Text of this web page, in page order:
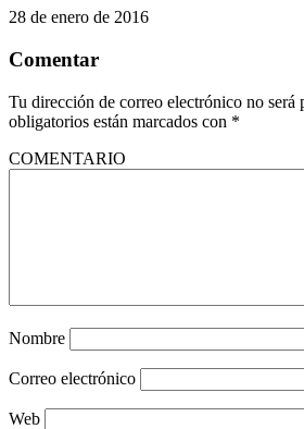
28 de enero de 2016
Comentar
Tu dirección de correo electrónico no será
obligatorios están marcados con *
COMENTARIO
Nombre
Correo electrónico
Web